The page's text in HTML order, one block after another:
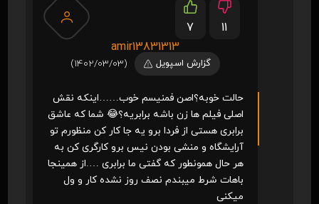
7
11
amir13831313
گزارش اسپویل (1402/03/03)
حالت خوبه؟اصن فمنیسم خوب……اینکه نقش
اصلی فیلم ها زن باشه برابریه؟😂 شما که عاشق
برابری هستی از فردا برو یه جا کار کن منظورم تو
آرایشگاه و منشی بودن نیس برو کارگری کن به
هر حال همونطور که گفتی ما برابری ….از همینجا
باهات شرط میبندم نصف روز نشده کار و ول
میکنی